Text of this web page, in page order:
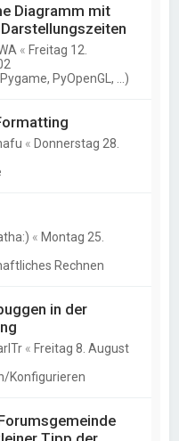
Diagramm mit
« Freitag 12.
PyOpenGL, ...)
« Donnerstag 28.
« Montag 25.
Rechnen
in der
« Freitag 8. August
Konfigurieren